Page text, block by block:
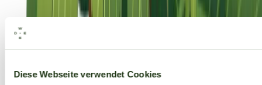
Diese Webseite verwendet Cookies